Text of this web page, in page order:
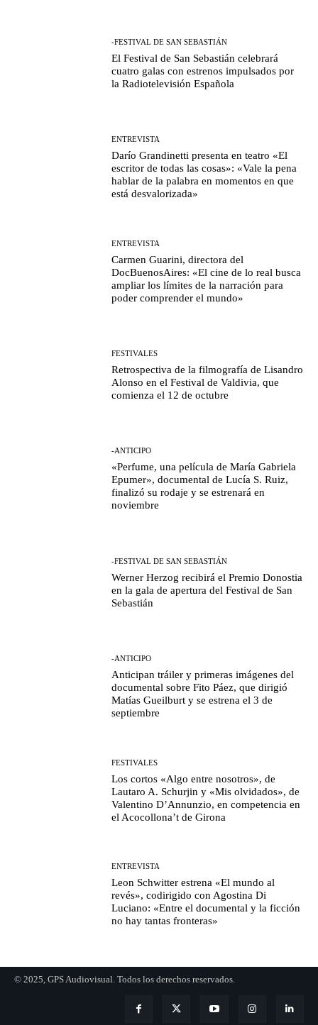
-FESTIVAL DE SAN SEBASTIÁN
El Festival de San Sebastián celebrará
cuatro galas con estrenos impulsados por
la Radiotelevisión Española
ENTREVISTA
Darío Grandinetti presenta en teatro «El
escritor de todas las cosas»: «Vale la pena
hablar de la palabra en momentos en que
está desvalorizada»
ENTREVISTA
Carmen Guarini, directora del
DocBuenosAires: «El cine de lo real busca
ampliar los límites de la narración para
poder comprender el mundo»
FESTIVALES
Retrospectiva de la filmografía de Lisandro
Alonso en el Festival de Valdivia, que
comienza el 12 de octubre
-ANTICIPO
«Perfume, una película de María Gabriela
Epumer», documental de Lucía S. Ruiz,
finalizó su rodaje y se estrenará en
noviembre
-FESTIVAL DE SAN SEBASTIÁN
Werner Herzog recibirá el Premio Donostia
en la gala de apertura del Festival de San
Sebastián
-ANTICIPO
Anticipan tráiler y primeras imágenes del
documental sobre Fito Páez, que dirigió
Matías Gueilburt y se estrena el 3 de
septiembre
FESTIVALES
Los cortos «Algo entre nosotros», de
Lautaro A. Schurjin y «Mis olvidados», de
Valentino D’Annunzio, en competencia en
el Acocollona’t de Girona
ENTREVISTA
Leon Schwitter estrena «El mundo al
revés», codirigido con Agostina Di
Luciano: «Entre el documental y la ficción
no hay tantas fronteras»
© 2025, GPS Audiovisual. Todos los derechos reservados.